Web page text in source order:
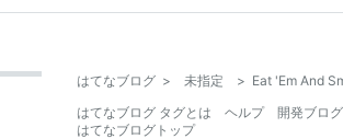
はてなブログ > 未指定 > Eat 'Em And
はてなブログ タグとは
ヘルプ
開発ブログ
はてなブログトップ